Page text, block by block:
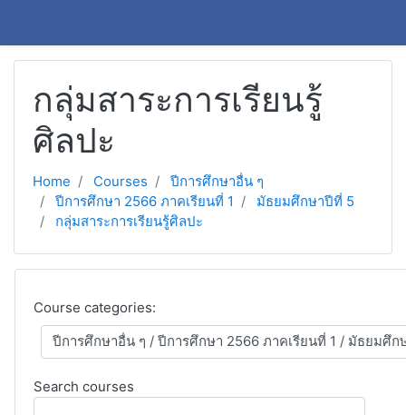
กลุ่มสาระการเรียนรู้
ศิลปะ
Home Courses
ปีการศึกษาอื่น ๆ
ปีการศึกษา 2566 ภาคเรียนที่ 1
มัธยมศึกษาปีที่ 5
กลุ่มสาระการเรียนรู้ศิลปะ
Course categories:
Search courses